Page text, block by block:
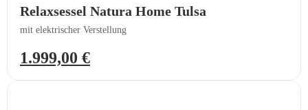
Relaxsessel Natura Home Tulsa
mit elektrischer Verstellung
1.999,00 €